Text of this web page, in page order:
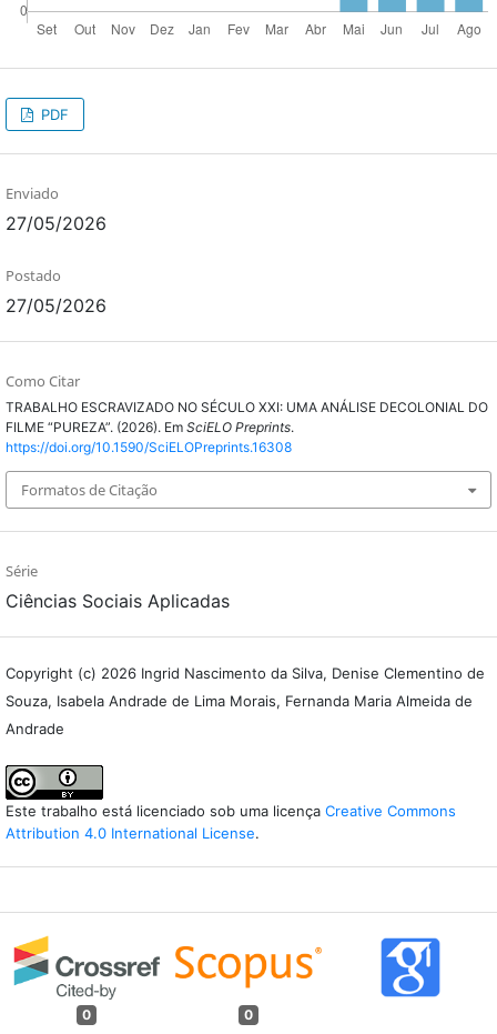
PDF
Enviado
27/05/2026
Postado
27/05/2026
Como Citar
TRABALHO ESCRAVIZADO NO SÉCULO XXI: UMA ANÁLISE DECOLONIAL DO
FILME “PUREZA”. (2026). Em SciELO Preprints.
https://doi.org/10.1590/SciELOPreprints.16308
Formatos de Citação
Série
Ciências Sociais Aplicadas
Copyright (c) 2026 Ingrid Nascimento da Silva, Denise Clementino de
Souza, Isabela Andrade de Lima Morais, Fernanda Maria Almeida de
Andrade
Este trabalho está licenciado sob uma licença Creative Commons
Attribution 4.0 International License.
0 0